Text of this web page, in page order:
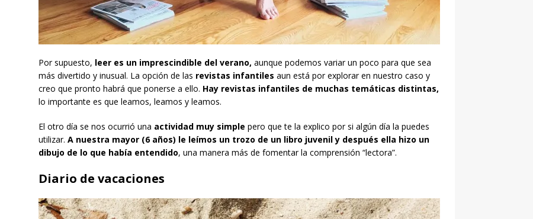
Por supuesto, leer es un imprescindible del verano, aunque podemos variar un poco para que sea
más divertido y inusual. La opción de las revistas infantiles aun está por explorar en nuestro caso y
creo que pronto habrá que ponerse a ello. Hay revistas infantiles de muchas temáticas distintas,
lo importante es que leamos, leamos y leamos.
El otro día se nos ocurrió una actividad muy simple pero que te la explico por si algún día la puedes
utilizar. A nuestra mayor (6 años) le leímos un trozo de un libro juvenil y después ella hizo un
dibujo de lo que había entendido, una manera más de fomentar la comprensión “lectora”.
Diario de vacaciones